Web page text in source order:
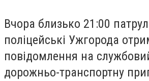
Вчора близько 21:00
поліцейські Ужгорода
повідомлення на
дорожньо-транспортну